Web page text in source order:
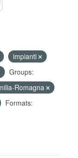
impianti
Groups:
Romagna
Formats: